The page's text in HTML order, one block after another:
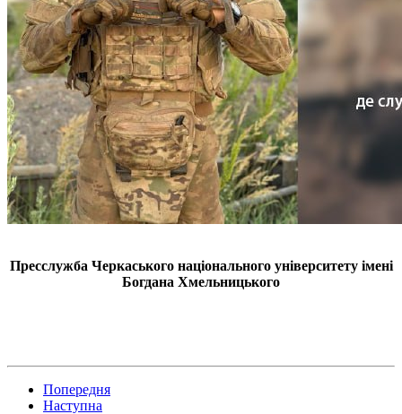
Пресслужба Черкаського національного університету імені
Богдана Хмельницького
Попередня
Наступна